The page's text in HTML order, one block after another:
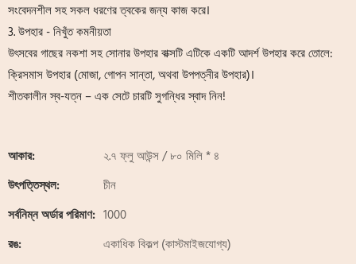
সংবেদনশীল সহ সকল ধরণের ত্বকের জন্য কাজ করে।
3. উপহার - নিখুঁত কমনীয়তা
উৎসবের গাছের নকশা সহ সোনার উপহার বাক্সটি এটিকে একটি আদর্শ উপহার করে তোলে:
ক্রিসমাস উপহার (মোজা, গোপন সান্তা, অথবা উপপত্নীর উপহার)।
শীতকালীন স্ব-যত্ন – এক সেটে চারটি সুগন্ধির স্বাদ নিন!
আকার:
২.৭ ফ্লু আউন্স / ৮০ মিলি * ৪
উৎপত্তিস্থল:
চীন
সর্বনিম্ন অর্ডার পরিমাণ: 1000
রঙ:
একাধিক বিকল্প (কাস্টমাইজযোগ্য)